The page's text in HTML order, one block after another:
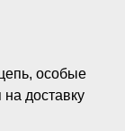
особые
доставку